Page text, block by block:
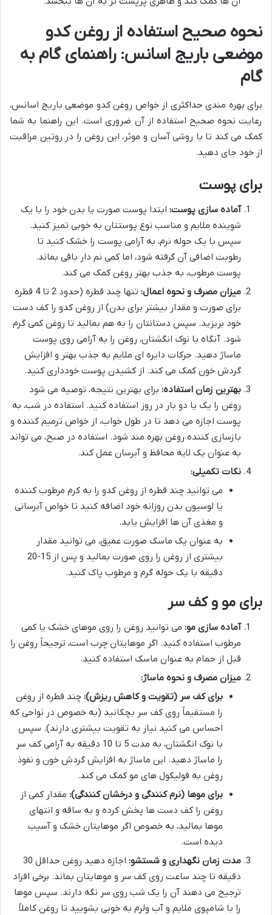
نحوه صحیح استفاده از روغن کدو
موضعی باریج اسانس: راهنمای گام به
گام
برای بهره مندی حداکثری از خواص روغن کدو موضعی باریج اسانس،
رعایت نحوه صحیح استفاده از آن ضروری است. این راهنما به شما
کمک می کند تا با روشی آسان و موثر، این روغن را در روتین مراقبت
از خود جای دهید.
برای پوست
آماده سازی پوست: ابتدا پوست صورت یا بدن خود را با یک
شوینده ملایم و مناسب نوع پوستتان به خوبی تمیز کنید.
سپس با یک حوله نرم، به آرامی پوست را خشک کنید تا
رطوبت اضافی آن گرفته شود، اما کمی نم دار باقی بماند.
پوست مرطوب، به جذب بهتر روغن کمک می کند.
میزان مصرف و نحوه اعمال:
تنها چند قطره (حدود 2 تا 4 قطره
برای صورت و مقدار بیشتر برای بدن) از روغن کدو را کف دست
خود بریزید. سپس دستانتان را به هم بمالید تا روغن کمی گرم
شود. آنگاه با نوک انگشتان، روغن را به آرامی روی پوست
ماساژ دهید. حرکات دایره ای ملایم به جذب بهتر و افزایش
گردش خون کمک می کند. از کشیدن پوست خودداری کنید.
بهترین زمان استفاده: برای بهترین نتیجه، توصیه می شود
روغن را یک یا دو بار در روز استفاده کنید. استفاده در شب، به
پوست اجازه می دهد تا در طول خواب، از خواص ترمیم کننده و
بازسازی کننده روغن بهره مند شود. استفاده در صبح، می تواند
به عنوان یک لایه محافظ و آبرسان عمل کند.
نکات تکمیلی:
می توانید چند قطره از روغن کدو را به کرم مرطوب کننده
یا لوسیون بدن روزانه خود اضافه کنید تا خواص آبرسانی
و مغذی آن ها افزایش یابد.
به عنوان یک ماسک صورت عمیق، می توانید مقدار
بیشتری از روغن را روی صورت بمالید و پس از 15-20
دقیقه با یک حوله گرم و مرطوب پاک کنید.
برای مو و کف سر
آماده سازی مو: می توانید روغن را روی موهای خشک یا کمی
مرطوب استفاده کنید. اگر موهایتان چرب است، ترجیحاً روغن را
قبل از حمام به عنوان ماسک استفاده کنید.
میزان مصرف و نحوه ماساژ:
برای کف سر (تقویت و کاهش ریزش): چند قطره از روغن
را مستقیماً روی کف سر بچکانید (به خصوص در نواحی که
احساس می کنید نیاز به تقویت بیشتری دارند). سپس
با نوک انگشتان، به مدت 5 تا 10 دقیقه به آرامی کف سر
را ماساژ دهید. این ماساژ به افزایش گردش خون و نفوذ
روغن به فولیکول های مو کمک می کند.
برای موها (نرم کنندگی و درخشان کنندگی): مقدار کمی از
روغن را کف دست ها پخش کرده و به ساقه و انتهای
موها بمالید، به خصوص اگر موهایتان خشک و آسیب
دیده است.
مدت زمان نگهداری و شستشو:
اجازه دهید روغن حداقل 30
دقیقه تا چند ساعت روی کف سر و موهایتان بماند. برخی افراد
ترجیح می دهند آن را یک شب روی سر نگه دارند. سپس موها
را با شامپوی ملایم و آب ولرم به خوبی بشویید تا روغن کاملاً